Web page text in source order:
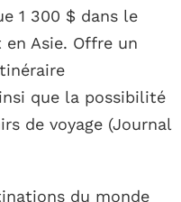
1 300 $ dans le
Asie. Offre un
que la possibilité
de voyage (Journal
du monde